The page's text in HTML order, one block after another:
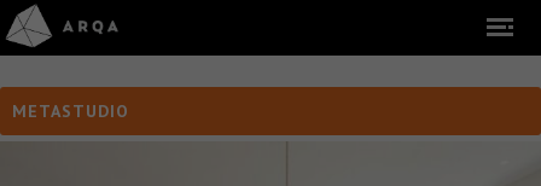
METASTUDIO